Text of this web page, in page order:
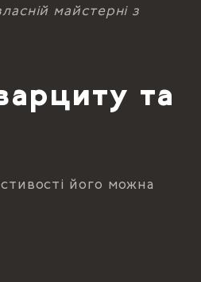
майстерні з
та
його можна